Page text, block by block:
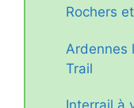
Rochers
Ardennes
Trail
Interrail à